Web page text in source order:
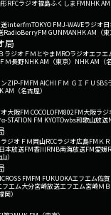
RFCラジオ福島ふくしまFMNHK AM
interfmTOKYO FMJ-WAVEラジオ
RadioBerryFM GUNMANHK AM（東
局
ラジオ ＦＭとやまMROラジオエフエ
ＦＭ長野NHK AM（東京） NHK AM（
ZIP-FMFM AICHI ＦＭ ＧＩＦＵ SBS
AM（名古屋）
大阪FM COCOLOFM802FM大阪ラジ
α-STATION FM KYOTOwbs和歌山放送
ジオ ＦＭ岡山RCCラジオ広島FM Ｋ
本放送FM香川RNB南海放送FM愛媛
）
CROSS FMFM FUKUOKAエフエム佐賀
フエム大分宮崎放送エフエム宮崎Ｍ
）